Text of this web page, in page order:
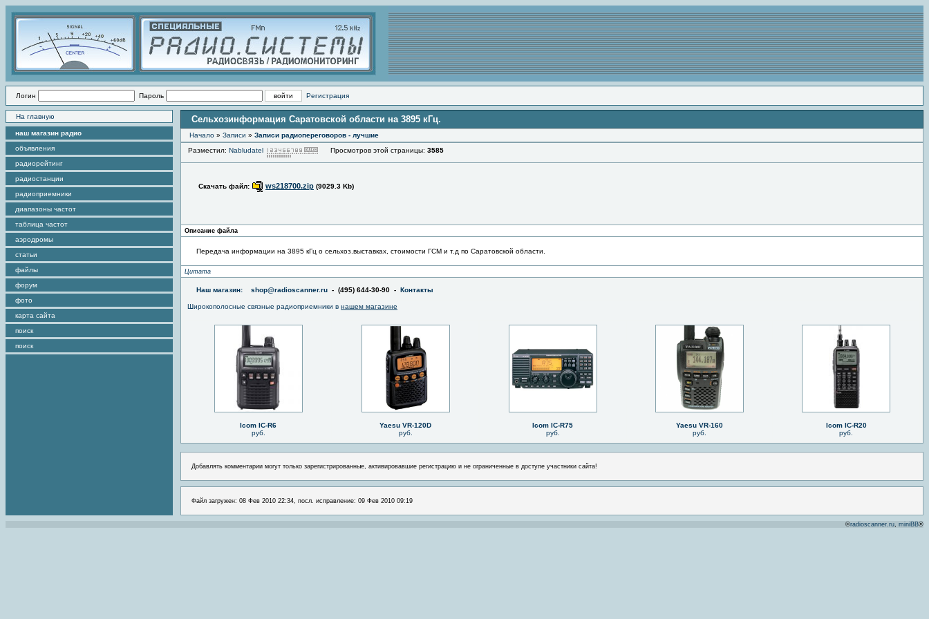
Логин Пароль Регистрация
На главную
наш магазин радио
объявления
радиорейтинг
радиостанции
радиоприемники
диапазоны частот
таблица частот
аэродромы
статьи
файлы
форум
фото
карта сайта
поиск
поиск
Сельхозинформация Саратовской области на 3895 кГц.
Начало » Записи » Записи радиопереговоров - лучшие
Разместил: Nabludatel Просмотров этой страницы: 3585
Скачать файл: ws218700.zip (9029.3 Kb)
Описание файла
Передача информации на 3895 кГц о сельхоз.выставках, стоимости ГСМ и т.д по Саратовской области.
Цитата
Наш магазин: shop@radioscanner.ru - (495) 644-30-90 - Контакты
Широкополосные связные радиоприемники в нашем магазине
Icom IC-R6
руб.
Yaesu VR-120D
руб.
Icom IC-R75
руб.
Yaesu VR-160
руб.
Icom IC-R20
руб.
Добавлять комментарии могут только зарегистрированные, активировавшие регистрацию и не ограниченные в доступе участники сайта!
Файл загружен: 08 Фев 2010 22:34, посл. исправление: 09 Фев 2010 09:19
©radioscanner.ru, miniBB®